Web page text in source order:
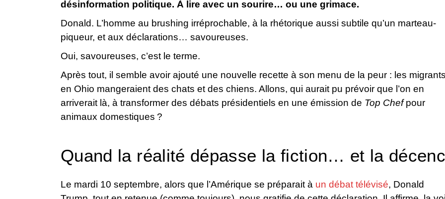
désinformation politique. À lire avec un sourire… ou une grimace.
Donald. L’homme au brushing irréprochable, à la rhétorique aussi subtile qu’un marteau-
piqueur, et aux déclarations… savoureuses.
Oui, savoureuses, c’est le terme.
Après tout, il semble avoir ajouté une nouvelle recette à son menu de la peur : les migrants
en Ohio mangeraient des chats et des chiens. Allons, qui aurait pu prévoir que l’on en
arriverait là, à transformer des débats présidentiels en une émission de Top Chefpour
animaux domestiques ?
Quand la réalité dépasse la fiction… et la
Le mardi 10 septembre, alors que l’Amérique se préparait à un débat télévisé, Donald